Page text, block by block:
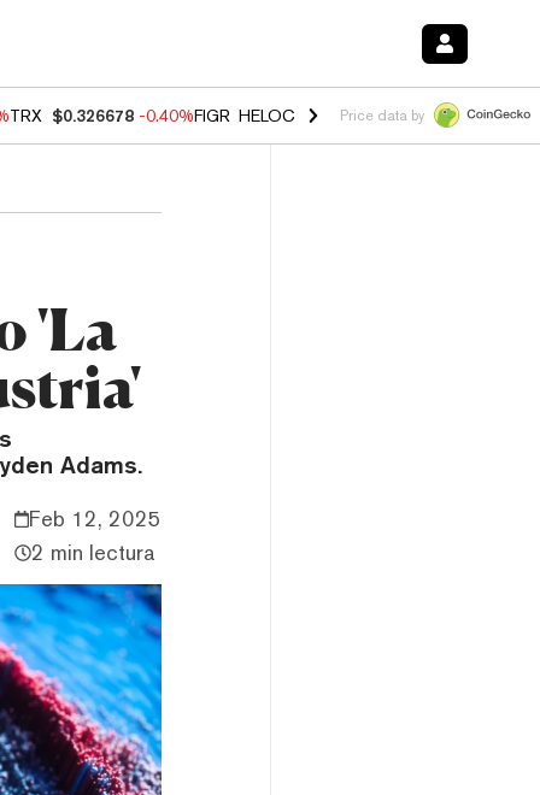
TRX $0.326678 -0.40%FIGR_HELOC $1.018 -0.70%HYPE $56.04 -
Price data by
'La
Adams.
Feb 12, 2025
2 min lectura